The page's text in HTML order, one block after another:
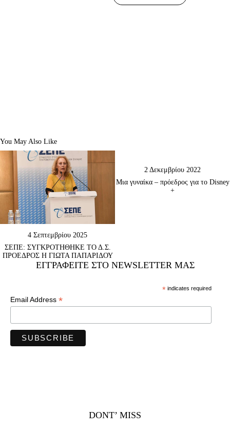
You May Also Like
4 Σεπτεμβρίου 2025
ΣΕΠΕ: ΣΥΓΚΡΟΤΗΘΗΚΕ ΤΟ Δ.Σ.
ΠΡΟΕΔΡΟΣ Η ΓΙΩΤΑ ΠΑΠΑΡΙΔΟΥ
2 Δεκεμβρίου 2022
Μια γυναίκα – πρόεδρος για το Disney
+
ΕΓΓΡΑΦΕΊΤΕ ΣΤΟ NEWSLETTER ΜΑΣ
*indicates required
Email Address *
DONT’ MISS